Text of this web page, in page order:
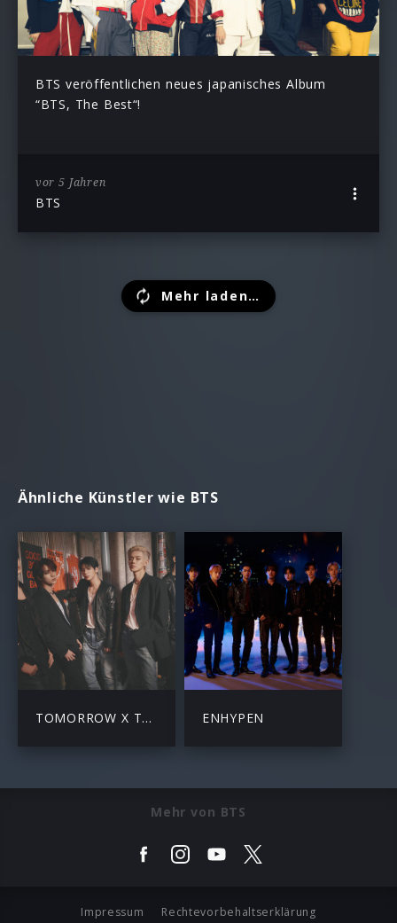
BTS veröffentlichen neues japanisches Album
“BTS, The Best“!
vor 5 Jahren
BTS
Mehr laden…
Ähnliche Künstler wie BTS
TOMORROW X TOGETHER ENHYPEN
Mehr von BTS
Impressum Rechtevorbehaltserklärung